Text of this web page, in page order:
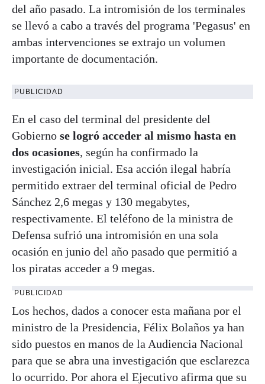
del año pasado. La intromisión de los terminales
se llevó a cabo a través del programa 'Pegasus' en
ambas intervenciones se extrajo un volumen
importante de documentación.
PUBLICIDAD
En el caso del terminal del presidente del
Gobierno se logró acceder al mismo hasta en
dos ocasiones, según ha confirmado la
investigación inicial. Esa acción ilegal habría
permitido extraer del terminal oficial de Pedro
Sánchez 2,6 megas y 130 megabytes,
respectivamente. El teléfono de la ministra de
Defensa sufrió una intromisión en una sola
ocasión en junio del año pasado que permitió a
los piratas acceder a 9 megas.
PUBLICIDAD
Los hechos, dados a conocer esta mañana por el
ministro de la Presidencia, Félix Bolaños ya han
sido puestos en manos de la Audiencia Nacional
para que se abra una investigación que esclarezca
lo ocurrido. Por ahora el Ejecutivo afirma que su